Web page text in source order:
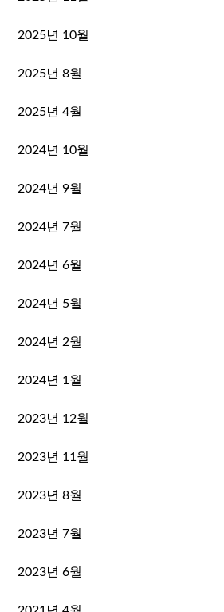
2025년 10월
2025년 8월
2025년 4월
2024년 10월
2024년 9월
2024년 7월
2024년 6월
2024년 5월
2024년 2월
2024년 1월
2023년 12월
2023년 11월
2023년 8월
2023년 7월
2023년 6월